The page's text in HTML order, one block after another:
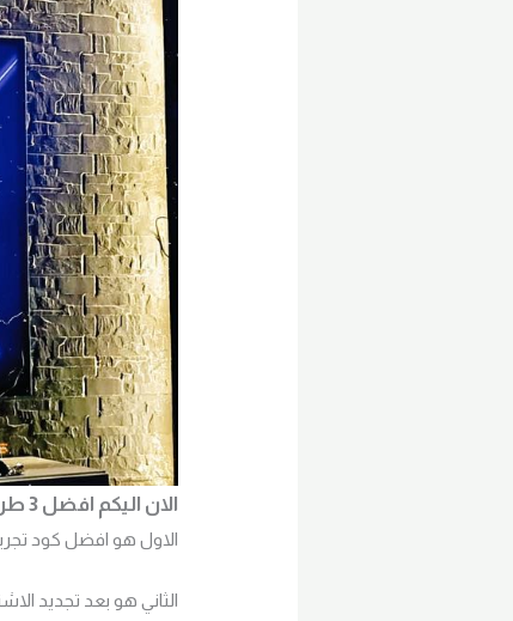
الان اليكم افضل 3 طرق لتجديد اشتراك سيرفر فالكون ؟ ..
الاول هو افضل كود تجربة
الثاني هو بعد تجديد